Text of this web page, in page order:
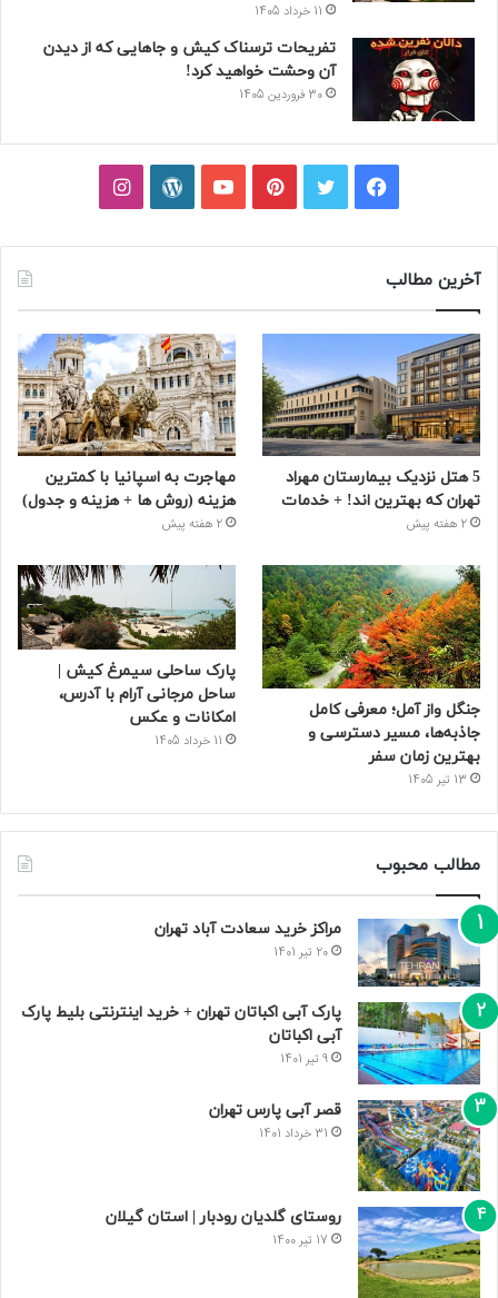
11 خرداد 1405
تفریحات ترسناک کیش و جاهایی که از دیدن
آن وحشت خواهید کرد!
30 فروردین 1405
فیسبوکتوییترپینتریستیوتیوبوردپرساینستاگرام
آخرین مطالب
5 هتل نزدیک بیمارستان مهراد
تهران که بهترین‌ اند! + خدمات
2 هفته پیش
مهاجرت به اسپانیا با کمترین
هزینه (روش ها + هزینه و جدول)
2 هفته پیش
جنگل واز آمل؛ معرفی کامل
جاذبه‌ها، مسیر دسترسی و
بهترین زمان سفر
13 تیر 1405
پارک ساحلی سیمرغ کیش |
ساحل مرجانی آرام با آدرس،
امکانات و عکس
11 خرداد 1405
مطالب محبوب
مراکز خرید سعادت‌ آباد تهران
20 تیر 1401
پارک آبی اکباتان تهران + خرید اینترنتی بلیط پارک
آبی اکباتان
9 تیر 1401
قصر آبی پارس تهران
31 خرداد 1401
روستای گلدیان رودبار | استان گیلان
17 تیر 1400